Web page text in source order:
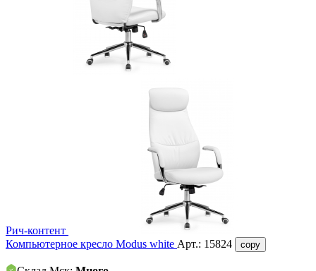
Рич-контент
Компьютерное кресло Modus white Арт.: 15824 copy